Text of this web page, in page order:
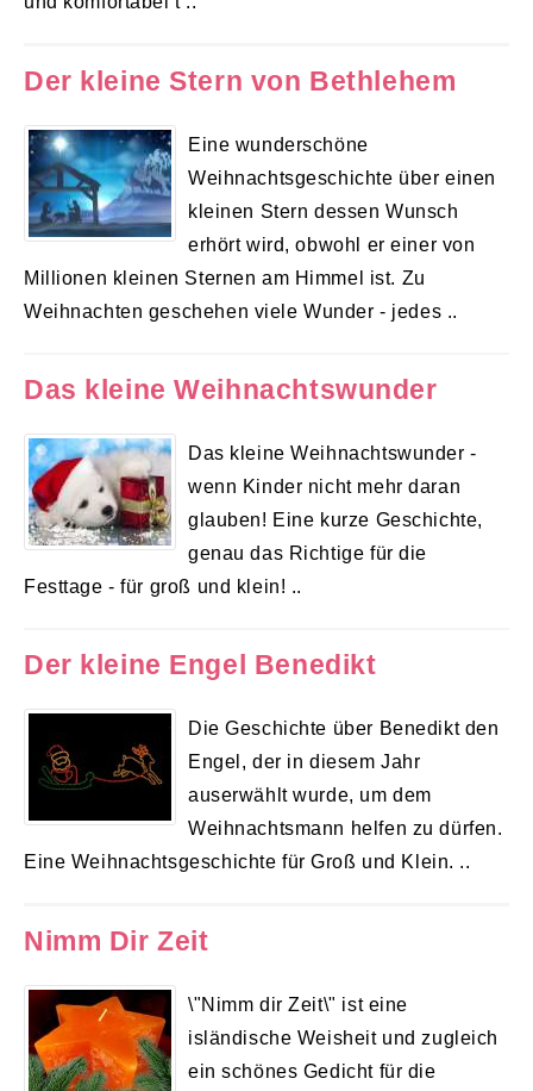
Der kleine Stern von Bethlehem
Eine wunderschöne
Weihnachtsgeschichte über einen
kleinen Stern dessen Wunsch
erhört wird, obwohl er einer von
Millionen kleinen Sternen am Himmel ist. Zu
Weihnachten geschehen viele Wunder - jedes ..
Das kleine Weihnachtswunder
Das kleine Weihnachtswunder -
wenn Kinder nicht mehr daran
glauben! Eine kurze Geschichte,
genau das Richtige für die
Festtage - für groß und klein! ..
Der kleine Engel Benedikt
Die Geschichte über Benedikt den
Engel, der in diesem Jahr
auserwählt wurde, um dem
Weihnachtsmann helfen zu dürfen.
Eine Weihnachtsgeschichte für Groß und Klein. ..
Nimm Dir Zeit
\"Nimm dir Zeit\" ist eine
isländische Weisheit und zugleich
ein schönes Gedicht für die